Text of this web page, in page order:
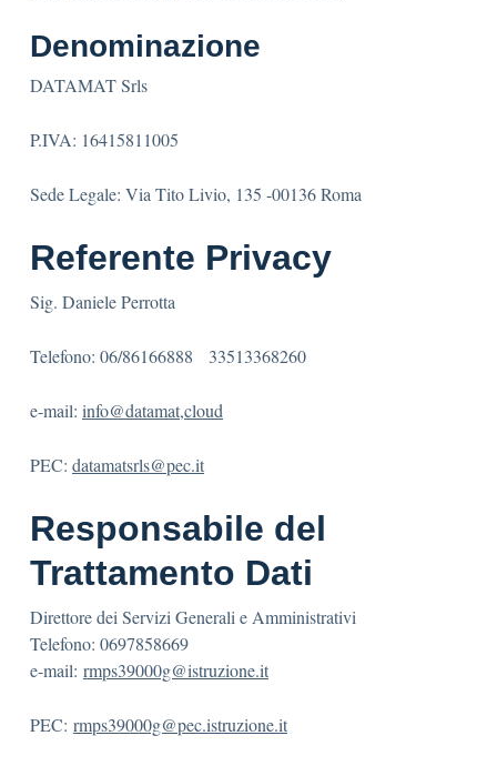
Denominazione
DATAMAT Srls
P.IVA: 16415811005
Sede Legale: Via Tito Livio, 135 -00136 Roma
Referente Privacy
Sig. Daniele Perrotta
Telefono: 06/86166888 33513368260
e-mail: info@datamat,cloud
PEC: datamatsrls@pec.it
Responsabile del
Trattamento Dati
Direttore dei Servizi Generali e Amministrativi
Telefono: 0697858669
e-mail: rmps39000g@istruzione.it
PEC: rmps39000g@pec.istruzione.it